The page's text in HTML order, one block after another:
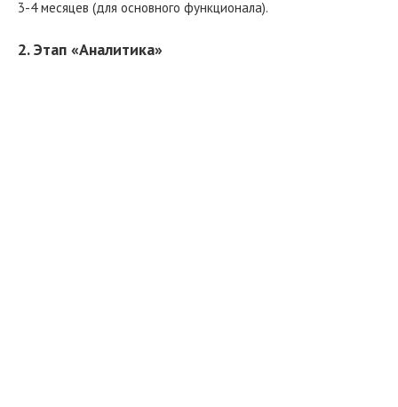
3-4 месяцев (для основного функционала).
2. Этап «Аналитика»